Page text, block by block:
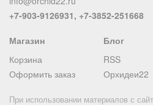
+7-903-9126931, +7-3852-251668
Магазин
Корзина
Оформить заказ
Блог
RSS
Орхидеи22
При использовании материалов с